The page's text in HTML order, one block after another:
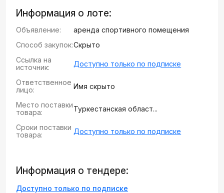
Информация о лоте:
Объявление:
аренда спортивного помещения
Способ закупок:Скрыто
Ссылка на
источник:
Доступно только по подписке
Ответственное
лицо:
Имя скрыто
Место поставки
товара:
Туркестанская област...
Сроки поставки
товара:
Доступно только по подписке
Информация о тендере:
Доступно только по подписке